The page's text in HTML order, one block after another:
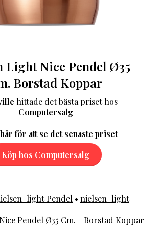
Light Nice Pendel Ø35
Borstad Koppar
hittade det bästa priset hos
Computersalg
för att se det senaste priset
Köp hos Computersalg
Pendel • nielsen_light
Pendel Ø35 Cm. - Borstad Koppar